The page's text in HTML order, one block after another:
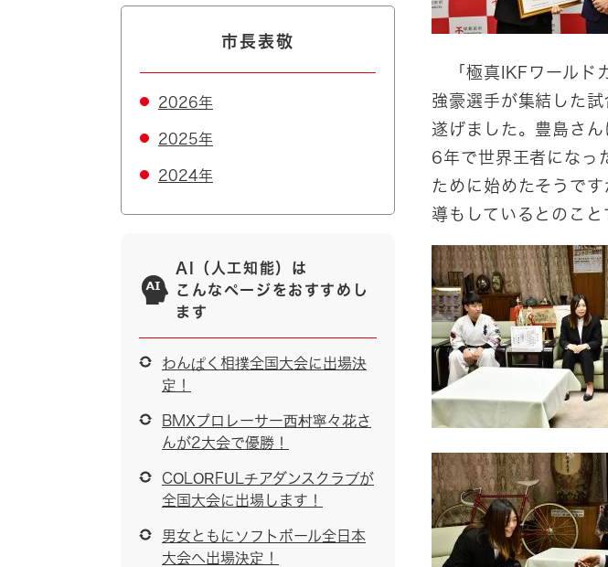
「極真IKFワールド
強豪選手が集結した
遂げました。豊島さ
6年で世界王者になっ
ために始めたそうで
導もしているとのこと
市長表敬
2026年
2025年
2024年
AI（人工知能）は
こんなページをおすすめし
ます
わんぱく相撲全国大会に出場決
定！
BMXプロレーサー西村寧々花さ
んが2大会で優勝！
COLORFULチアダンスクラブが
全国大会に出場します！
男女ともにソフトボール全日本
大会へ出場決定！